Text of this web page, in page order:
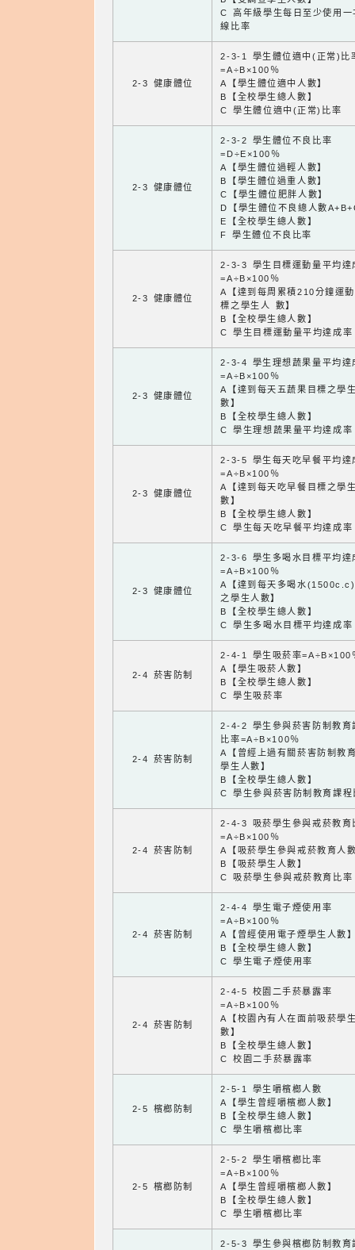
C 高年級學生每日至少使用一
線比率
2-3 健康體位
2-3-1 學生體位適中(正常)比
=A÷B×100％
A【學生體位適中人數】
B【全校學生總人數】
C 學生體位適中(正常)比率
2-3 健康體位
2-3-2 學生體位不良比率
=D÷E×100％
A【學生體位過輕人數】
B【學生體位過重人數】
C【學生體位肥胖人數】
D【學生體位不良總人數
E【全校學生總人數】
F 學生體位不良比率
2-3 健康體位
2-3-3 學生目標運動量平均達
=A÷B×100％
A【達到每周累積210分鐘運
標之學生人 數】
B【全校學生總人數】
C 學生目標運動量平均達成率
2-3 健康體位
2-3-4 學生理想蔬果量平均達
=A÷B×100％
A【達到每天五蔬果目標之學
數】
B【全校學生總人數】
C 學生理想蔬果量平均達成率
2-3 健康體位
2-3-5 學生每天吃早餐平均達
=A÷B×100％
A【達到每天吃早餐目標之學
數】
B【全校學生總人數】
C 學生每天吃早餐平均達成率
2-3 健康體位
2-3-6 學生多喝水目標平均達
=A÷B×100％
A【達到每天多喝水
之學生人數】
B【全校學生總人數】
C 學生多喝水目標平均達成率
2-4 菸害防制
2-4-1 學生吸菸率=A÷B×100
A【學生吸菸人數】
B【全校學生總人數】
C 學生吸菸率
2-4 菸害防制
2-4-2 學生參與菸害防制教育
比率=A÷B×100％
A【曾經上過有關菸害防制教
學生人數】
B【全校學生總人數】
C 學生參與菸害防制教育課程
2-4 菸害防制
2-4-3 吸菸學生參與戒菸教育
=A÷B×100％
A【吸菸學生參與戒菸教育人
B【吸菸學生人數】
C 吸菸學生參與戒菸教育比率
2-4 菸害防制
2-4-4 學生電子煙使用率
=A÷B×100％
A【曾經使用電子煙學生人數
B【全校學生總人數】
C 學生電子煙使用率
2-4 菸害防制
2-4-5 校園二手菸暴露率
=A÷B×100％
A【校園內有人在面前吸菸學
數】
B【全校學生總人數】
C 校園二手菸暴露率
2-5 檳榔防制
2-5-1 學生嚼檳榔人數
A【學生曾經嚼檳榔人數】
B【全校學生總人數】
C 學生嚼檳榔比率
2-5 檳榔防制
2-5-2 學生嚼檳榔比率
=A÷B×100％
A【學生曾經嚼檳榔人數】
B【全校學生總人數】
C 學生嚼檳榔比率
2-5-3 學生參與檳榔防制教育